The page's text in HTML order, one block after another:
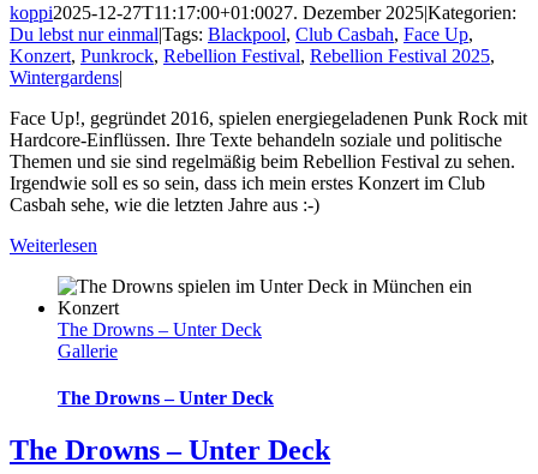
koppi2025-12-27T11:17:00+01:0027. Dezember 2025|Kategorien:
Du lebst nur einmal|Tags: Blackpool, Club Casbah, Face Up,
Konzert, Punkrock, Rebellion Festival, Rebellion Festival 2025,
Wintergardens|
Face Up!, gegründet 2016, spielen energiegeladenen Punk Rock mit
Hardcore-Einflüssen. Ihre Texte behandeln soziale und politische
Themen und sie sind regelmäßig beim Rebellion Festival zu sehen.
Irgendwie soll es so sein, dass ich mein erstes Konzert im Club
Casbah sehe, wie die letzten Jahre aus :-)
Weiterlesen
The Drowns – Unter Deck
Gallerie
The Drowns – Unter Deck
The Drowns – Unter Deck